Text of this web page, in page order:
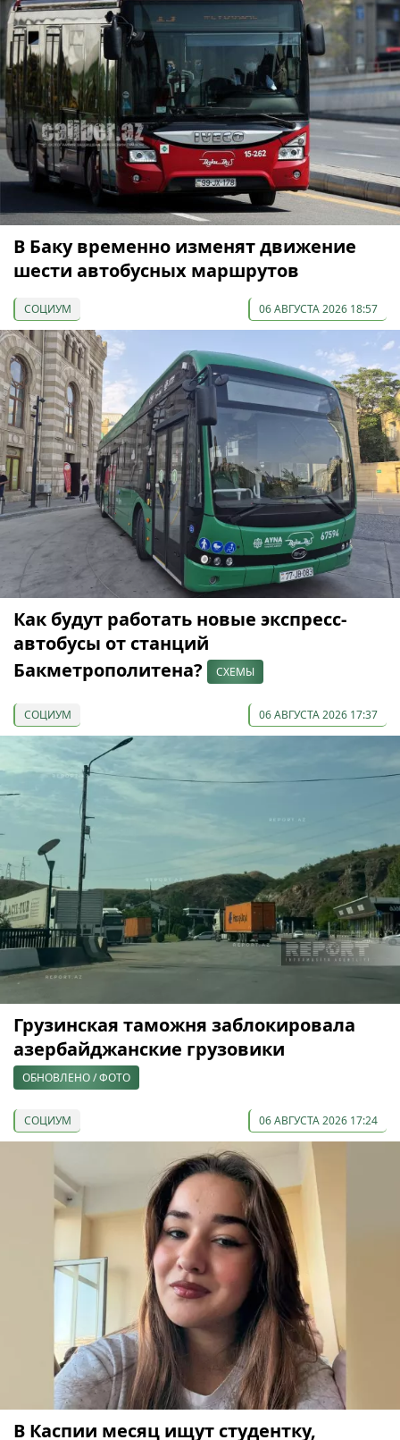
В Баку временно изменят движение
шести автобусных маршрутов
СОЦИУМ 06 АВГУСТА 2026 18:57
Как будут работать новые экспресс-
автобусы от станций
Бакметрополитена?
СХЕМЫ
СОЦИУМ 06 АВГУСТА 2026 17:37
Грузинская таможня заблокировала
азербайджанские грузовики
ОБНОВЛЕНО / ФОТО
СОЦИУМ 06 АВГУСТА 2026 17:24
В Каспии месяц ищут студентку,